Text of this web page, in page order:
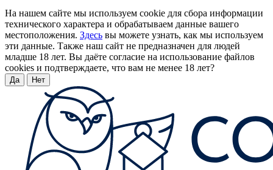
На нашем сайте мы используем cookie для сбора информации
технического характера и обрабатываем данные вашего
местоположения. Здесь вы можете узнать, как мы используем
эти данные. Также наш сайт не предназначен для людей
младше 18 лет. Вы даёте согласие на использование файлов
cookies и подтверждаете, что вам не менее 18 лет?
Да Нет